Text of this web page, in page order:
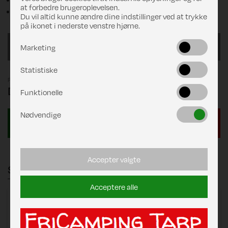
Pløkker og pløkpose
DKK 31.541,00
Stænger
Zinox Mega 300består af:
Mega Stel 300 Standard C1 14/23 MegaFix
at forbedre brugeroplevelsen.
Du vil altid kunne ændre dine indstillinger ved at trykke
på ikonet i nederste venstre hjørne.
Marketing
Statistiske
Funktionelle
Nødvendige
Accepter valgte
Acceptere alle